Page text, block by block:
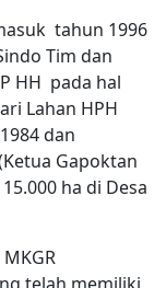
tahun 1996
Tim dan
HH pada hal
Lahan HPH
dan
Gapoktan
ha di Desa